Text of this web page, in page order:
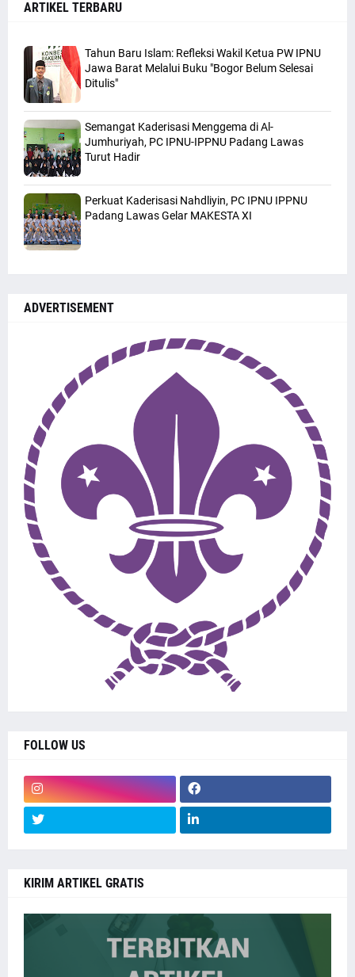
ARTIKEL TERBARU
Tahun Baru Islam: Refleksi Wakil Ketua PW IPNU
Jawa Barat Melalui Buku "Bogor Belum Selesai
Ditulis"
Semangat Kaderisasi Menggema di Al-
Jumhuriyah, PC IPNU-IPPNU Padang Lawas
Turut Hadir
Perkuat Kaderisasi Nahdliyin, PC IPNU IPPNU
Padang Lawas Gelar MAKESTA XI
ADVERTISEMENT
FOLLOW US
KIRIM ARTIKEL GRATIS